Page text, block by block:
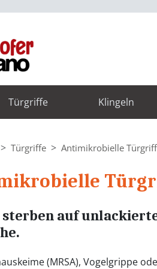
Türgriffe Klingeln
Türgriffe Antimikrobielle
sterben auf
(MRSA), Vogelgrippe